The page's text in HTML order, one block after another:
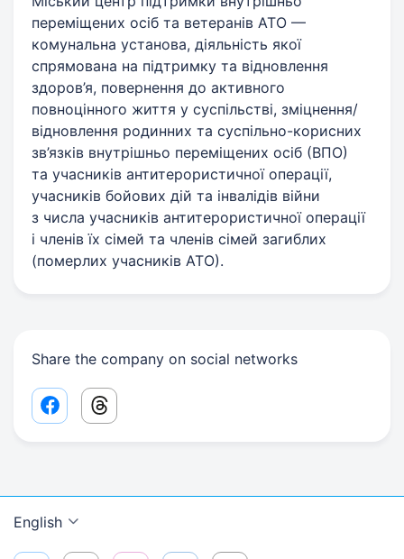
переміщених осіб та ветеранів АТО —
комунальна установа, діяльність якої
спрямована на підтримку та відновлення
здоров’я, повернення до активного
повноцінного життя у суспільстві, зміцнення/
відновлення родинних та суспільно-корисних
зв’язків внутрішньо переміщених осіб (ВПО)
та учасників антитерористичної операції,
учасників бойових дій та інвалідів війни
з числа учасників антитерористичної операції
і членів їх сімей та членів сімей загиблих
(померлих учасників АТО).
Share the company on social networks
Facebook share link
Threads share link
English